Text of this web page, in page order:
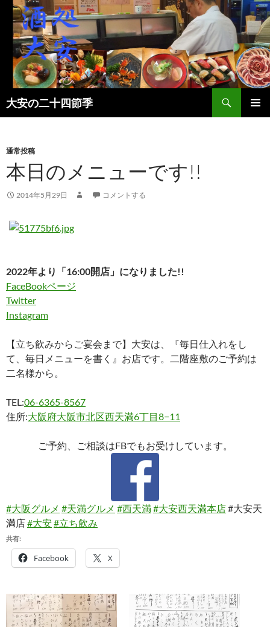
大安の二十四節季
検
索
ン
へ
キ
プ
通常投稿
本日のメニューです!!
2014年5月29日 コメントする
2022年より「16:00開店」になりました!!
FaceBookページ
Twitter
Instagram
【立ち飲みからご宴会まで】大安は、『毎日仕入れをし
て、毎日メニューを書く』お店です。二階座敷のご予約は
二名様から。
TEL:06-6365-8567
住所:大阪府大阪市北区西天満6丁目8−11
ご予約、ご相談はFBでもお受けしています。
#大阪グルメ #天満グルメ #西天満#大安西天満本店#大安天
満店#大安#立ち飲み
共有:
Facebook X